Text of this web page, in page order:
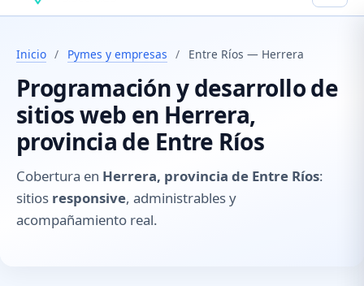
Inicio / Pymes y empresas / Entre Ríos — Herrera
Programación y desarrollo de
sitios web en Herrera,
provincia de Entre Ríos
Cobertura en Herrera, provincia de Entre Ríos:
sitios responsive, administrables y
acompañamiento real.